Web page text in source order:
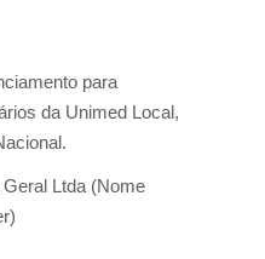
para
da Unimed Local,
Ltda (Nome